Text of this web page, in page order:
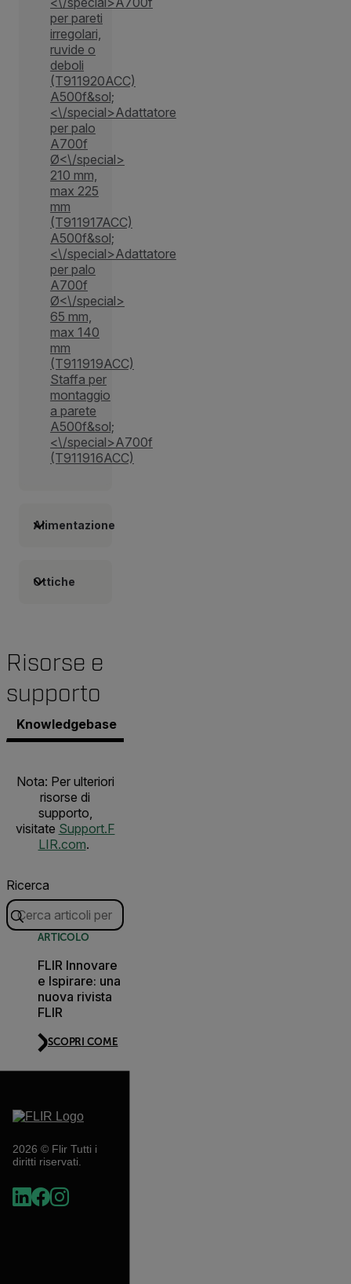
per pareti
irregolari,
ruvide o
deboli
(T911920ACC)
A500f&sol;
<\/special>Adattatore
per palo
A700f
Ø<\/special>
210 mm,
max 225
mm
(T911917ACC)
A500f&sol;
<\/special>Adattatore
per palo
A700f
Ø<\/special>
65 mm,
max 140
mm
(T911919ACC)
Staffa per
montaggio
a parete
A500f&sol;
<\/special>A700f
(T911916ACC)
Alimentazione
Ottiche
Risorse e
supporto
Knowledgebase
Nota: Per ulteriori
risorse di
supporto,
visitate Support.F
LIR.com.
Ricerca
ARTICOLO
FLIR Innovare
e Ispirare: una
nuova rivista
FLIR
SCOPRI COME
2026 © Flir Tutti i
diritti riservati.